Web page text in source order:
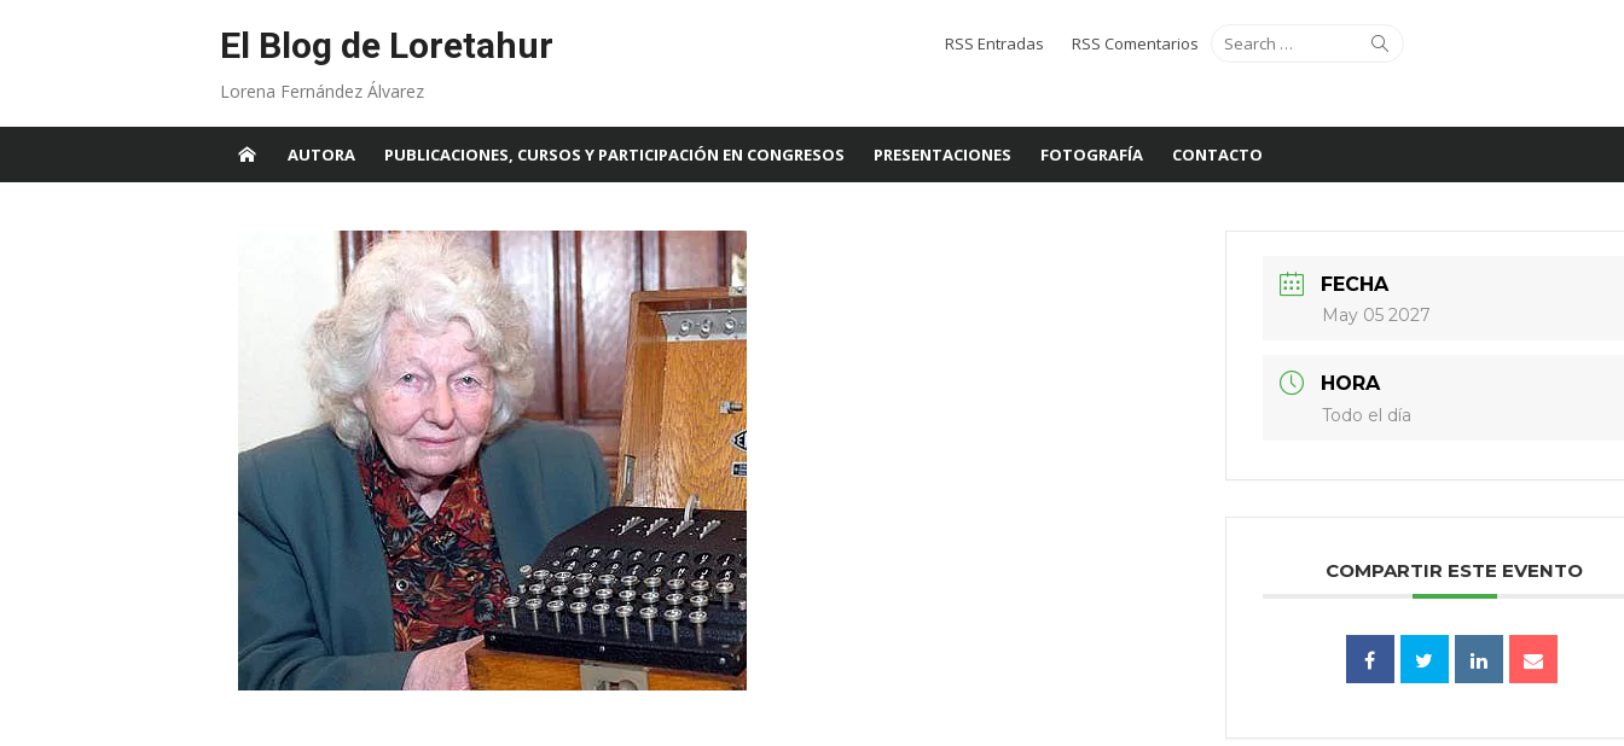
El Blog de Loretahur
Lorena Fernández Álvarez
Search
for:
RSS Entradas RSS Comentarios
AUTORA PUBLICACIONES, CURSOS Y PARTICIPACIÓN EN CONGRESOS PRESENTACIONES FOTOGRAFÍA CONTACTO
FECHA
May 05 2027
HORA
Todo el día
COMPARTIR ESTE EVENTO